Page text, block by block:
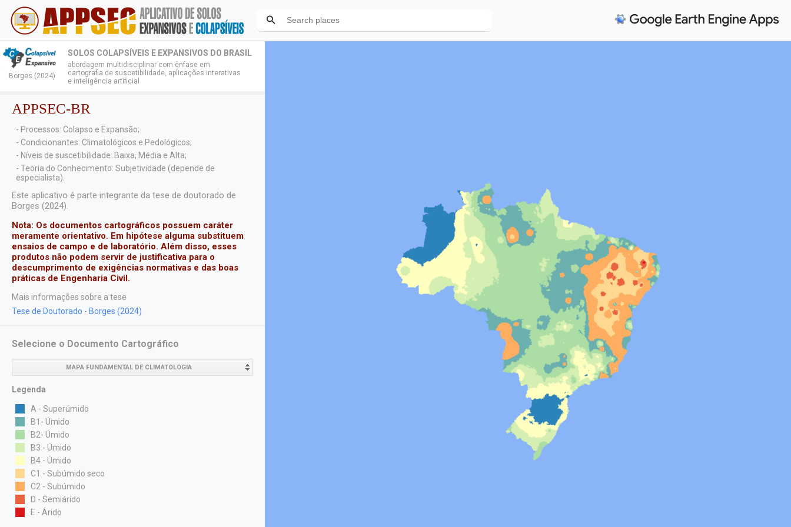
Borges (2024)
SOLOS COLAPSÍVEIS E EXPANSIVOS DO BRASIL
abordagem multidisciplinar com ênfase em
cartografia de suscetibilidade, aplicações interativas
e inteligência artificial
APPSEC-BR
- Processos: Colapso e Expansão;
- Condicionantes: Climatológicos e Pedológicos;
- Níveis de suscetibilidade: Baixa, Média e Alta;
- Teoria do Conhecimento: Subjetividade (depende de
especialista).
Este aplicativo é parte integrante da tese de doutorado de
Borges (2024).
Nota: Os documentos cartográficos possuem caráter
meramente orientativo. Em hipótese alguma substituem
ensaios de campo e de laboratório. Além disso, esses
produtos não podem servir de justificativa para o
descumprimento de exigências normativas e das boas
práticas de Engenharia Civil.
Mais informações sobre a tese
Tese de Doutorado - Borges (2024)
Selecione o Documento Cartográfico
MAPA FUNDAMENTAL DE CLIMATOLOGIA
Legenda
A - Superúmido
B1- Úmido
B2- Úmido
B3 - Úmido
B4 - Úmido
C1 - Subúmido seco
C2 - Subúmido
D - Semiárido
E - Árido